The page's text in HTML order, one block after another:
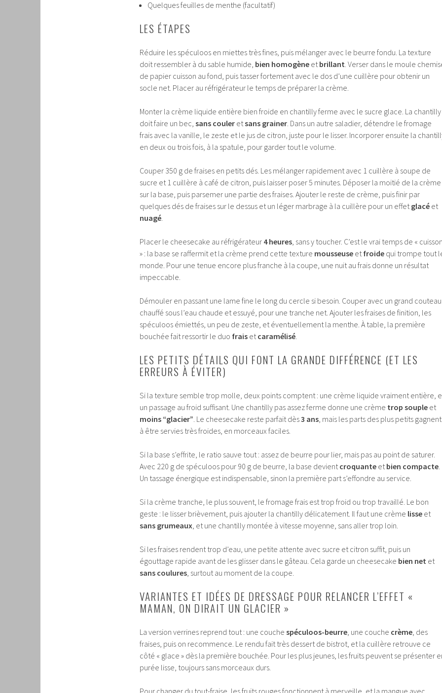
Quelques feuilles de menthe (facultatif)
LES ÉTAPES
Réduire les spéculoos en miettes très fines, puis mélanger avec le beurre fondu. La texture
doit ressembler à du sable humide, bien homogène et brillant . Verser dans le moule
de papier cuisson au fond, puis tasser fortement avec le dos d’une cuillère pour obtenir un
socle net. Placer au réfrigérateur le temps de préparer la crème.
Monter la crème liquide entière bien froide en chantilly ferme avec le sucre glace. La chantilly
doit faire un bec, sans couler etsans grainer . Dans un autre saladier, détendre le fromage
frais avec la vanille, le zeste et le jus de citron, juste pour le lisser. Incorporer ensuite la
en deux ou trois fois, à la spatule, pour garder tout le volume.
Couper 350 g de fraises en petits dés. Les mélanger rapidement avec 1 cuillère à soupe de
sucre et 1 cuillère à café de citron, puis laisser poser 5 minutes. Déposer la moitié de la crème
sur la base, puis parsemer une partie des fraises. Ajouter le reste de crème, puis finir par
quelques dés de fraises sur le dessus et un léger marbrage à la cuillère pour un effet glacé et
nuagé
Placer le cheesecake au réfrigérateur 4 heures , sans y toucher. C’est le vrai temps de «
» : la base se raffermit et la crème prend cette texture mousseuse et froide qui trompe tout
monde. Pour une tenue encore plus franche à la coupe, une nuit au frais donne un résultat
impeccable.
Démouler en passant une lame fine le long du cercle si besoin. Couper avec un grand couteau
chauffé sous l’eau chaude et essuyé, pour une tranche net. Ajouter les fraises de finition, les
spéculoos émiettés, un peu de zeste, et éventuellement la menthe. À table, la première
bouchée fait ressortir le duo frais et caramélisé
LES PETITS DÉTAILS QUI FONT LA GRANDE DIFFÉRENCE (ET LES
ERREURS À ÉVITER)
Si la texture semble trop molle, deux points comptent : une crème liquide vraiment entière,
un passage au froid suffisant. Une chantilly pas assez ferme donne une crème trop souple et
moins “glacier” . Le cheesecake reste parfait dès3 ans , mais les parts des plus petits gagnent
à être servies très froides, en morceaux faciles.
Si la base s’effrite, le ratio sauve tout : assez de beurre pour lier, mais pas au point de saturer.
Avec 220 g de spéculoos pour 90 g de beurre, la base devient croquante et bien compacte
Un tassage énergique est indispensable, sinon la première part s’effondre au service.
Si la crème tranche, le plus souvent, le fromage frais est trop froid ou trop travaillé. Le bon
geste : le lisser brièvement, puis ajouter la chantilly délicatement. Il faut une crème lisse et
sans grumeaux , et une chantilly montée à vitesse moyenne, sans aller trop loin.
Si les fraises rendent trop d’eau, une petite attente avec sucre et citron suffit, puis un
égouttage rapide avant de les glisser dans le gâteau. Cela garde un cheesecake bien net et
sans coulures , surtout au moment de la coupe.
VARIANTES ET IDÉES DE DRESSAGE POUR RELANCER L’EFFET «
MAMAN, ON DIRAIT UN GLACIER »
La version verrines reprend tout : une couche spéculoos-beurre , une couche crème , des
fraises, puis on recommence. Le rendu fait très dessert de bistrot, et la cuillère retrouve ce
côté « glace » dès la première bouchée. Pour les plus jeunes, les fruits peuvent se présenter
purée lisse, toujours sans morceaux durs.
Pour changer du tout-fraise, les fruits rouges fonctionnent à merveille, et la mangue avec